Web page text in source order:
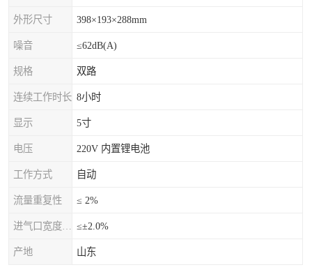
外形尺寸 398×193×288mm
噪音 ≤62dB(A)
规格 双路
连续工作时长 8小时
显示 5寸
电压 220V 内置锂电池
工作方式 自动
流量重复性 ≤ 2%
≤±2.0%
产地 山东